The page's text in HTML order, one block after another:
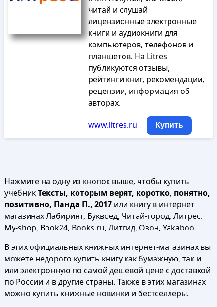
читай и слушай
лицензионные электронные
книги и аудиокниги для
компьютеров, телефонов и
планшетов. На Litres
публикуются отзывы,
рейтинги книг, рекомендации,
рецензии, информация об
авторах.
www.litres.ru Купить
Нажмите на одну из кнопок выше, чтобы купить
учебникТексты, которым верят, коротко, понятно,
позитивно, Панда П., 2017или книгу в интернет
магазинах Лабиринт, Буквоед, Читай-город, Литрес,
My-shop, Book24, Books.ru, Литгид, Озон, Yakaboo.
В этих официальных книжных интернет-магазинах вы
можете недорого купить книгу как бумажную, так и
или электронную по самой дешевой цене с доставкой
по России и в другие страны. Также в этих магазинах
можно купить книжные новинки и бестселлеры.